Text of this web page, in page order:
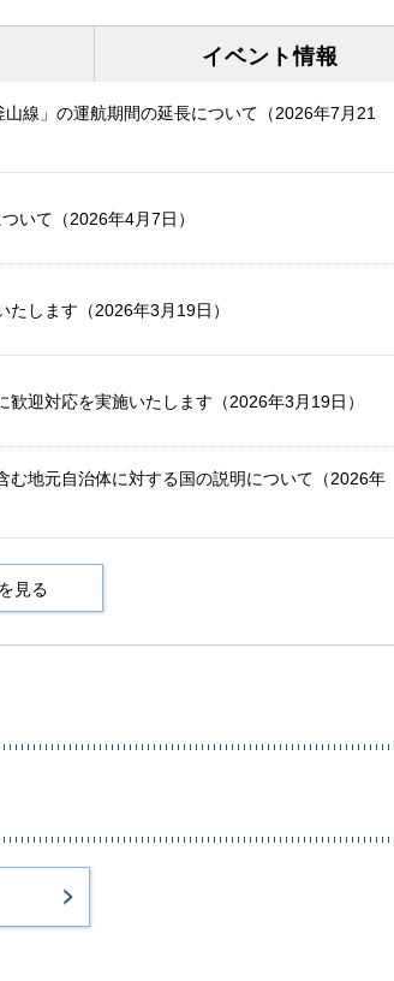
線」の運航期間の延長について（2026年7月21
いて（2026年4月7日）
します（2026年3月19日）
迎対応を実施いたします（2026年3月19日）
地元自治体に対する国の説明について（2026年
見る
イベント情報